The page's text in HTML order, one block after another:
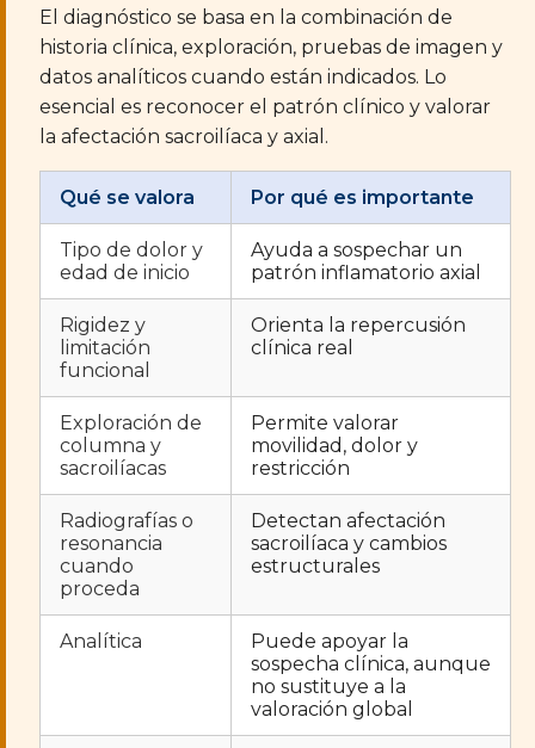
El diagnóstico se basa en la combinación de
historia clínica, exploración, pruebas de imagen y
datos analíticos cuando están indicados. Lo
esencial es reconocer el patrón clínico y valorar
la afectación sacroilíaca y axial.
Qué se valora Por qué es importante
Tipo de dolor y
edad de inicio
Ayuda a sospechar un
patrón inflamatorio axial
Rigidez y
limitación
funcional
Orienta la repercusión
clínica real
Exploración de
columna y
sacroilíacas
Permite valorar
movilidad, dolor y
restricción
Radiografías o
resonancia
cuando
proceda
Detectan afectación
sacroilíaca y cambios
estructurales
Analítica
Puede apoyar la
sospecha clínica, aunque
no sustituye a la
valoración global